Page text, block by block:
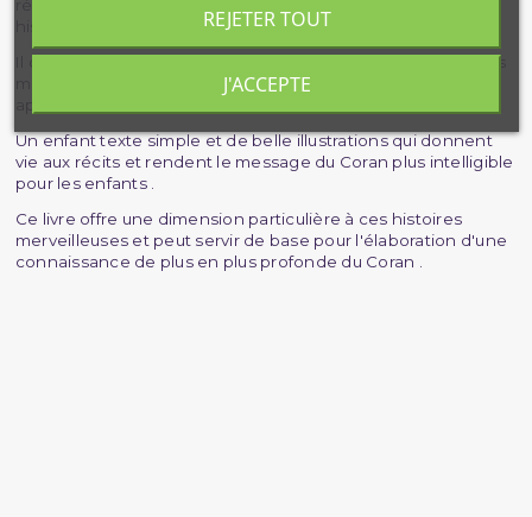
histoire avant de s'endormir .
Il contient une sélection minutieuse de trente-trois histoires
magnifiques tirées du Coran et racontées dans un langage
Un enfant texte simple et de belle illustrations qui donnent
vie aux récits et rendent le message du Coran plus intelligible
pour les enfants .
Ce livre offre une dimension particulière à ces histoires
merveilleuses et peut servir de base pour l'élaboration d'une
connaissance de plus en plus profonde du Coran .
REJETER TOUT
J'ACCEPTE